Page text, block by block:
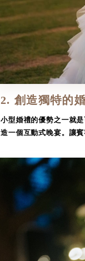
2. 創造獨特的
小型婚禮的優勢之一就
造一個互動式晚宴。讓